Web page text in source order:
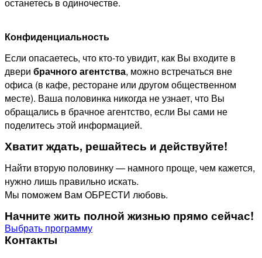
останетесь в одиночестве.
Конфиденциальность
Если опасаетесь, что кто-то увидит, как Вы входите в
двери брачного агентства, можно встречаться вне
офиса (в кафе, ресторане или другом общественном
месте). Ваша половинка никогда не узнает, что Вы
обращались в брачное агентство, если Вы сами не
поделитесь этой информацией.
Хватит ждать, решайтесь и действуйте!
Найти вторую половинку — намного проще, чем кажется,
нужно лишь правильно искать.
Мы поможем Вам ОБРЕСТИ любовь.
Начните жить полной жизнью прямо сейчас!
Выбрать программу
Контакты